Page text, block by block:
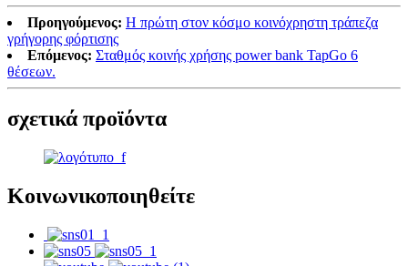
Προηγούμενος: Η πρώτη στον κόσμο κοινόχρηστη τράπεζα
γρήγορης φόρτισης
Επόμενος: Σταθμός κοινής χρήσης power bank TapGo 6
θέσεων.
σχετικά προϊόντα
Κοινωνικοποιηθείτε